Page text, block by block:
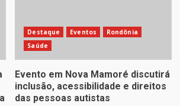
Destaque Eventos
Rondônia
Saúde
Evento em Nova Mamoré discutirá
inclusão, acessibilidade e direitos
das pessoas autistas